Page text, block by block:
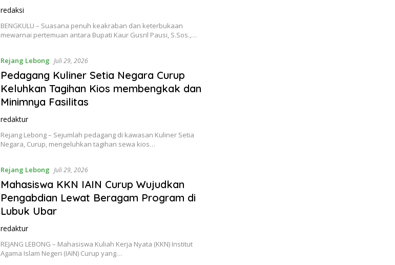
redaksi
BENGKULU – Suasana penuh keakraban dan keterbukaan
mewarnai pertemuan antara Bupati Kaur Gusril Pausi, S.Sos.,…
Rejang Lebong Juli 29, 2026
Pedagang Kuliner Setia Negara Curup
Keluhkan Tagihan Kios membengkak dan
Minimnya Fasilitas
redaktur
Rejang Lebong – Sejumlah pedagang di kawasan Kuliner Setia
Negara, Curup, mengeluhkan tagihan sewa kios…
Rejang Lebong Juli 29, 2026
Mahasiswa KKN IAIN Curup Wujudkan
Pengabdian Lewat Beragam Program di
Lubuk Ubar
redaktur
REJANG LEBONG – Mahasiswa Kuliah Kerja Nyata (KKN) Institut
Agama Islam Negeri (IAIN) Curup yang…